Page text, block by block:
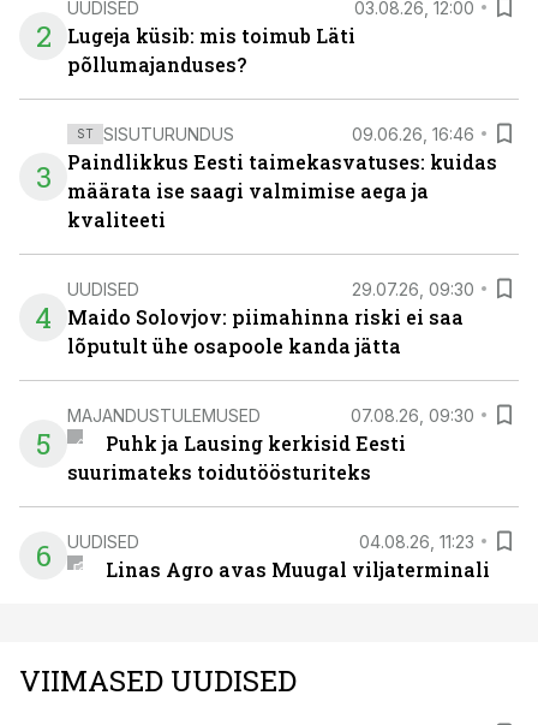
2
UUDISED 03.08.26, 12:00
Lugeja küsib: mis toimub Läti
põllumajanduses?
3
ST SISUTURUNDUS 09.06.26, 16:46
Paindlikkus Eesti taimekasvatuses: kuidas
määrata ise saagi valmimise aega ja
kvaliteeti
4
UUDISED 29.07.26, 09:30
Maido Solovjov: piimahinna riski ei saa
lõputult ühe osapoole kanda jätta
5
MAJANDUSTULEMUSED 07.08.26, 09:30
Puhk ja Lausing kerkisid Eesti
suurimateks toidutöösturiteks
6 UUDISED 04.08.26, 11:23
Linas Agro avas Muugal viljaterminali
VIIMASED UUDISED